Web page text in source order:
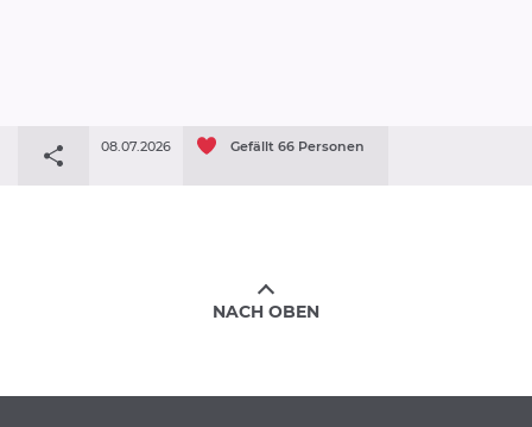
Gefällt 66 Personen
08.07.2026
NACH OBEN